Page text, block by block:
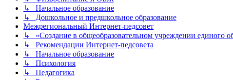
↳ Начальное образование
↳ Дошкольное и предшкольное образование
Межрегиональный Интернет-педсовет
↳ «Создание в общеобразовательном учреждении единого
↳ Рекомендации Интернет-педсовета
↳ Начальное образование
↳ Психология
↳ Педагогика